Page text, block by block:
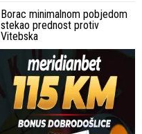
Borac minimalnom pobjedom
stekao prednost protiv
Vitebska